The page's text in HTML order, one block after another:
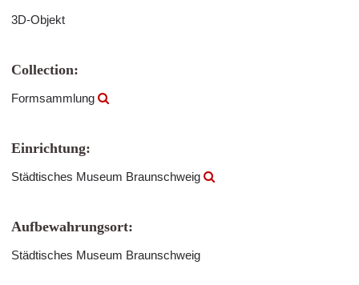
3D-Objekt
Collection:
Formsammlung
Einrichtung:
Städtisches Museum Braunschweig
Aufbewahrungsort:
Städtisches Museum Braunschweig